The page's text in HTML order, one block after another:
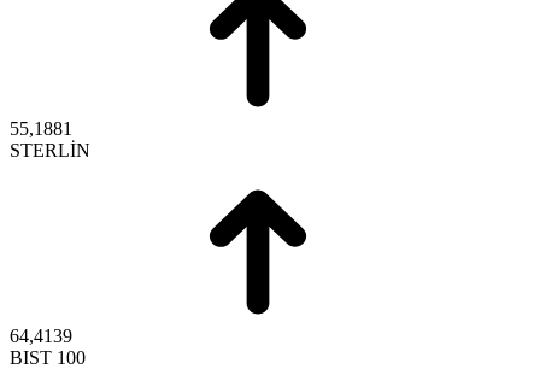
55,1881
STERLİN
64,4139
BIST 100